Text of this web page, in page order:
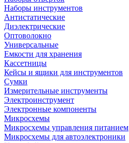
Наборы инструментов
Антистатические
Диэлектрические
Оптоволокно
Универсальные
Емкости для хранения
Кассетницы
Кейсы и ящики для инструментов
Сумки
Измерительные инструменты
Электроинструмент
Электронные компоненты
Микросхемы
Микросхемы управления питанием
Микросхемы для автоэлектроники